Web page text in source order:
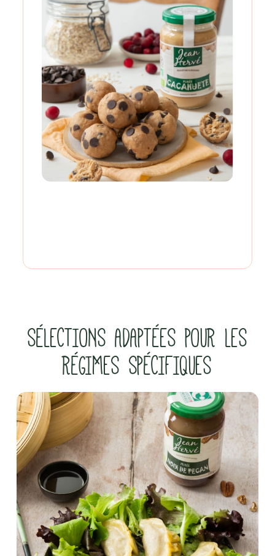
SÉLECTIONS ADAPTÉES POUR LES
RÉGIMES SPÉCIFIQUES